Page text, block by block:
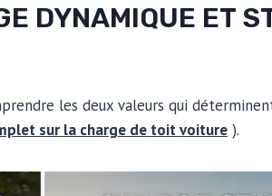
DYNAMIQUE ET
les deux valeurs qui
sur la charge de toit voiture ).